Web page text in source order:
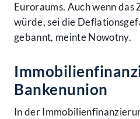
Euroraums. Auch wenn das
würde, sei die
gebannt, meinte Nowotny.
Bankenunion
In der